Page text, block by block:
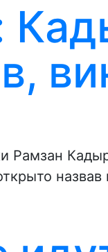
Рамзан